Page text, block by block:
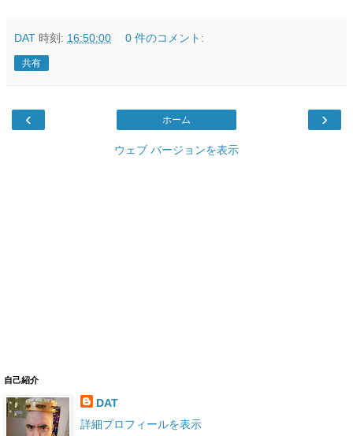
DAT 時刻: 16:50:00 0 件のコメント:
共有
‹ ›
ホーム
ウェブ バージョンを表示
自己紹介
DAT
詳細プロフィールを表示